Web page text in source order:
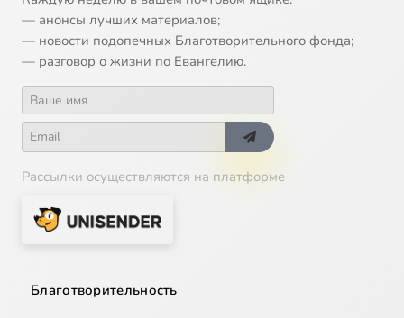
— анонсы лучших материалов;
— новости подопечных Благотворительного фонда;
— разговор о жизни по Евангелию.
Рассылки осуществляются на платформе
Благотворительность